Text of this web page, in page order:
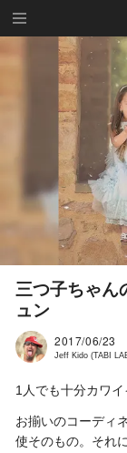
三つ子ちゃん
ュン
2017/06/23
Jeff Kido (TABI
1人でも十分カワイ
お揃いのコーディ
使そのもの。それ